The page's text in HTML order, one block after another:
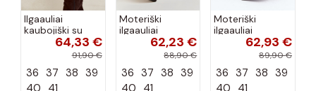
Ilgaauliai
kaubojiški su
kulniukais64,33 €
91,90 €
36 37 38 39
Moteriški
ilgaauliai
kaubojiški su
spalvos Betina
62,23 €
88,90 €
36 37 38 39
Moteriški
ilgaauliai
įsispiriami su
kulniukais iš
zomšos juodos
spalvos Carmina
62,93 €
89,90 €
36 37 38 39